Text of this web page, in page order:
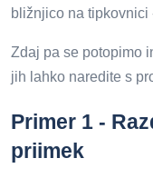
bližnjico na tipkovnici
Zdaj pa se potopimo
jih lahko naredite s
Primer 1 -
priimek